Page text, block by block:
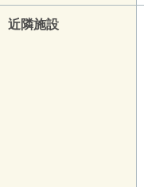
近隣施設